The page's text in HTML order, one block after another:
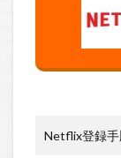
Netflix登録手